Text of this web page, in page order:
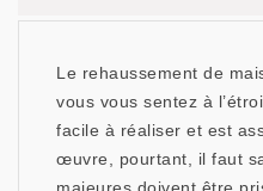
Le rehaussement de
vous vous sentez à
facile à réaliser et est
œuvre, pourtant, il faut